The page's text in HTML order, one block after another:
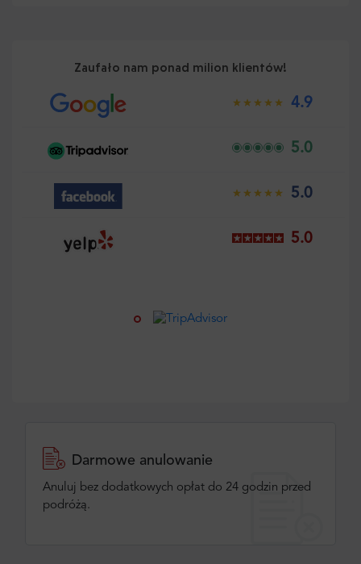
Zaufało nam ponad milion klientów!
4.9
5.0
5.0
5.0
Darmowe anulowanie
Anuluj bez dodatkowych opłat do 24 godzin przed
podróżą.